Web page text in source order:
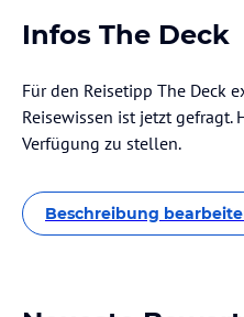
Infos The Deck
Für den Reisetipp The Deck
Reisewissen ist jetzt
Verfügung zu stellen.
Beschreibung